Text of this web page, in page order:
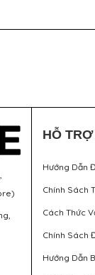
HỖ
Hướng Dẫn
Chính Sách
Cách Thức
Chính Sách
Hướng Dẫn